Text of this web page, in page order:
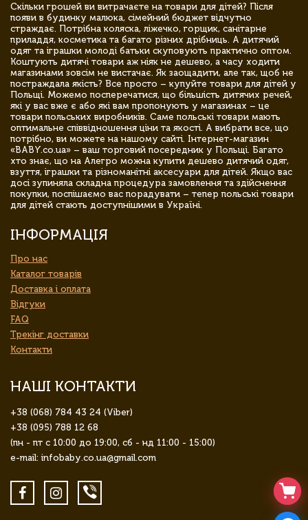
Скільки грошей ви витрачаєте на товари для дітей? Після
появи в будинку малюка, сімейний бюджет відчутно
страждає. Потрібна коляска, ліжечко, горщик, санітарне
приладдя, косметика та багато різних дрібниць. А дитячий
одяг та іграшки молоді батьки скуповують практично оптом.
Коштують дитячі товари аж ніяк не дешево, а часу ходити
магазинами зовсім не вистачає. Як заощадити, але так, щоб не
постраждала якість? Все просто – купуйте товари для дітей у
Польщі. Можемо посперечатися, що більшість дитячих речей,
які у вас вже є або які вам пропонують у магазинах – це
товари польських виробників. Саме польські товари мають
оптимальне співвідношення ціни та якості. А вибрати все, що
потрібно, ви можете на нашому сайті. Інтернет-магазин
«BABY.co.ua» – ваш торговий посередник у Польщі. Багато
хто знає, що на Алегро можна купити дешево дитячий одяг,
взуття, іграшки та різноманітні аксесуари для дітей. Якщо вас
досі зупиняла складна процедура замовлення та здійснення
покупки, поспішаємо вас порадувати – тепер польські товари
для дітей стають доступнішими в Україні.
ІНФОРМАЦІЯ
Про нас
Каталог товарів
Доставка і оплата
Відгуки
FAQ
Трекінг доставки
Контакти
НАШІ КОНТАКТИ
+38 (068) 784 43 24 (Viber)
+38 (095) 788 12 68
(пн - пт с 10:00 до 19:00, сб - нд 11:00 - 15:00)
e-mail: infobaby.co.ua@gmail.com